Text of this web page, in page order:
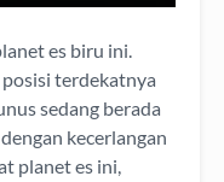
es biru ini.
posisi terdekatnya
sedang berada
kecerlangan
planet es ini,